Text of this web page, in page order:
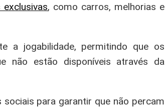
exclusivas, como carros, melhorias e
a jogabilidade, permitindo que os
não estão disponíveis através da
para garantir que não percam